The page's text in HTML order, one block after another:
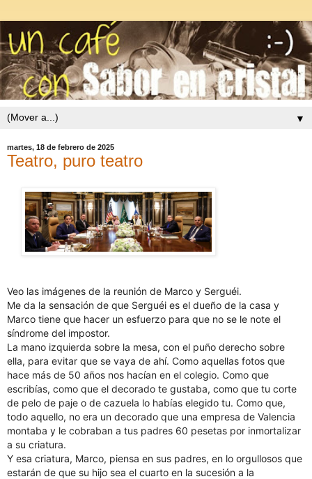
▼
martes, 18 de febrero de 2025
Teatro, puro teatro
Veo las imágenes de la reunión de Marco y Serguéi.
Me da la sensación de que Serguéi es el dueño de la casa y
Marco tiene que hacer un esfuerzo para que no se le note el
síndrome del impostor.
La mano izquierda sobre la mesa, con el puño derecho sobre
ella, para evitar que se vaya de ahí. Como aquellas fotos que
hace más de 50 años nos hacían en el colegio. Como que
escribías, como que el decorado te gustaba, como que tu corte
de pelo de paje o de cazuela lo habías elegido tu. Como que,
todo aquello, no era un decorado que una empresa de Valencia
montaba y le cobraban a tus padres 60 pesetas por inmortalizar
a su criatura.
Y esa criatura, Marco, piensa en sus padres, en lo orgullosos que
estarán de que su hijo sea el cuarto en la sucesión a la